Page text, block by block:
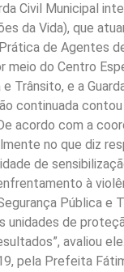
Civil Municipal
da Vida), que
de Agentes
meio do Centro
Trânsito, e a
continuada
acordo com a
no que diz
de
à
Pública e
unidades de
avaliou ele.
pela Prefeita